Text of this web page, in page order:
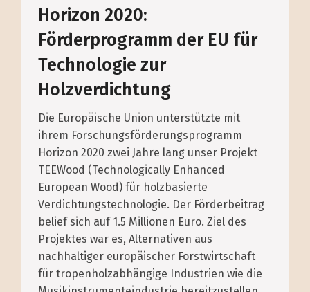
Horizon 2020:
Förderprogramm der EU für
Technologie zur
Holzverdichtung
Die Europäische Union unterstützte mit
ihrem Forschungs­förderungs­programm
Horizon 2020 zwei Jahre lang unser Projekt
TEEWood (Technologically Enhanced
European Wood) für holzbasierte
Verdichtungs­technologie. Der Förderbeitrag
belief sich auf 1.5 Millionen Euro. Ziel des
Projektes war es, Alternativen aus
nachhaltiger europäischer Forstwirtschaft
für tropenholz­abhängige Industrien wie die